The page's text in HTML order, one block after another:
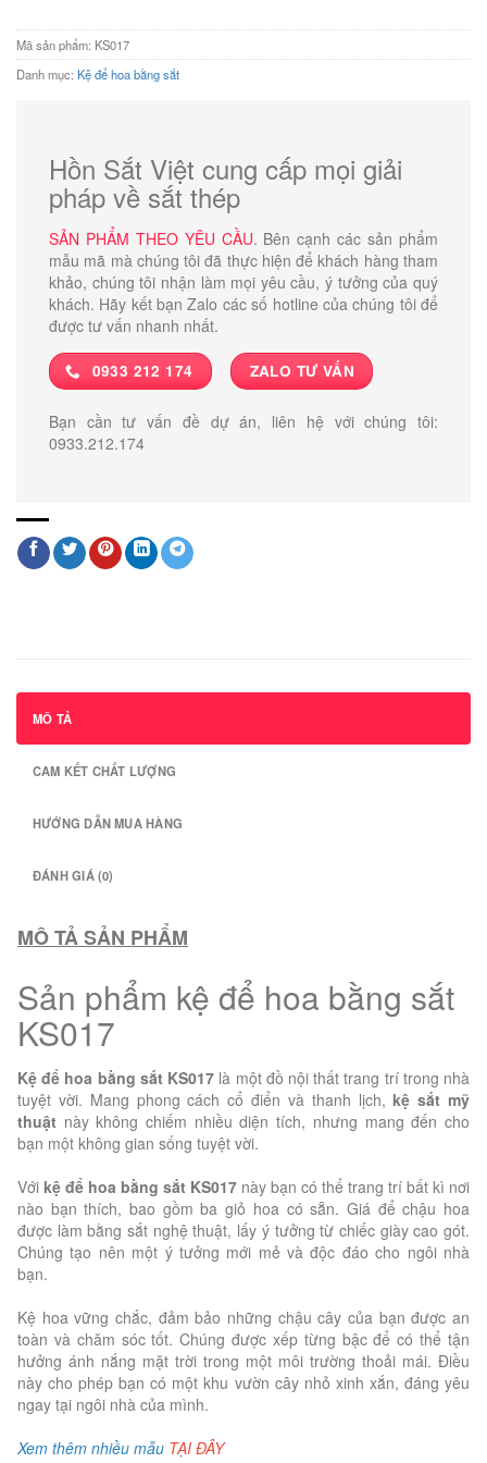
Mã sản phẩm: KS017
Danh mục: Kệ để hoa bằng sắt
Hồn Sắt Việt cung cấp mọi giải
pháp về sắt thép
SẢN PHẨM THEO YÊU CẦU. Bên cạnh các sản phẩm
mẫu mã mà chúng tôi đã thực hiện để khách hàng tham
khảo, chúng tôi nhận làm mọi yêu cầu, ý tưởng của quý
khách. Hãy kết bạn Zalo các số hotline của chúng tôi để
được tư vấn nhanh nhất.
0933 212 174 ZALO TƯ VẤN
Bạn cần tư vấn đề dự án, liên hệ với chúng tôi:
0933.212.174
MÔ TẢ
CAM KẾT CHẤT LƯỢNG
HƯỚNG DẪN MUA HÀNG
ĐÁNH GIÁ (0)
MÔ TẢ SẢN PHẨM
Sản phẩm kệ để hoa bằng sắt
KS017
Kệ để hoa bằng sắt KS017 là một đồ nội thất trang trí trong nhà
tuyệt vời. Mang phong cách cổ điển và thanh lịch,kệ sắt mỹ
thuật này không chiếm nhiều diện tích, nhưng mang đến cho
bạn một không gian sống tuyệt vời.
Với kệ để hoa bằng sắt KS017 này bạn có thể trang trí bất kì nơi
nào bạn thích, bao gồm ba giỏ hoa có sẵn. Giá để chậu hoa
được làm bằng sắt nghệ thuật, lấy ý tưởng từ chiếc giày cao gót.
Chúng tạo nên một ý tưởng mới mẻ và độc đáo cho ngôi nhà
bạn.
Kệ hoa vững chắc, đảm bảo những chậu cây của bạn được an
toàn và chăm sóc tốt. Chúng được xếp từng bậc để có thể tận
hưởng ánh nắng mặt trời trong một môi trường thoải mái. Điều
này cho phép bạn có một khu vườn cây nhỏ xinh xắn, đáng yêu
ngay tại ngôi nhà của mình.
Xem thêm nhiều mẫu TẠI ĐÂY